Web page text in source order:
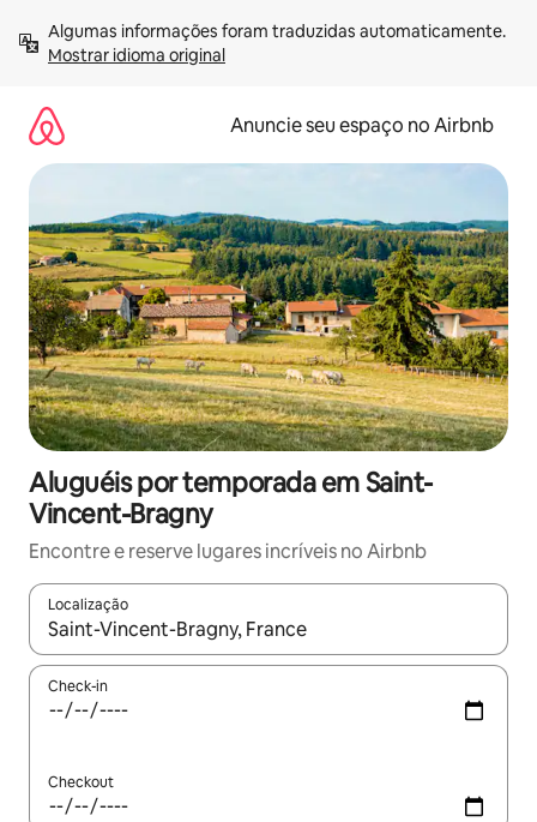
para
Mostrar idioma original
Anuncie seu espaço no Airbnb
Aluguéis por temporada em Saint-
Vincent-Bragny
Encontre e reserve lugares incríveis no Airbnb
Localização
Quando os resultados estiverem disponíveis, explore-os
Check-in
Checkout